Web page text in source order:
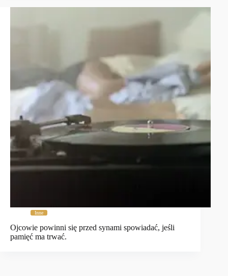
Inne
Ojcowie powinni się przed synami spowiadać, jeśli
pamięć ma trwać.